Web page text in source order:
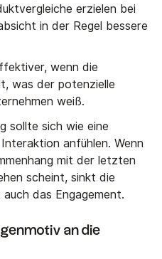
erzielen bei
in der Regel bessere
wenn die
was der potenzielle
weiß.
sollte sich wie eine
anfühlen. Wenn
mit der letzten
scheint, sinkt die
das Engagement.
an die